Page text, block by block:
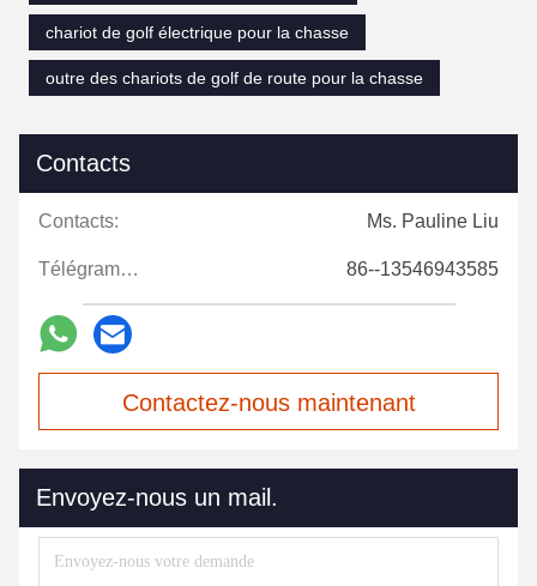
chariot de golf électrique pour la chasse
outre des chariots de golf de route pour la chasse
Contacts
Contacts: Ms. Pauline Liu
Télégramme: 86--13546943585
Contactez-nous maintenant
Envoyez-nous un mail.